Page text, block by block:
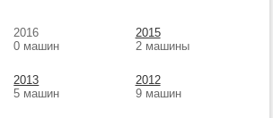
2016
0 машин
2015
2 машины
2013
5 машин
2012
9 машин